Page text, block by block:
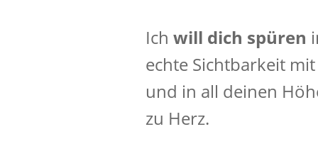
Ich will dich spüren
echte Sichtbarkeit
und in all deinen
zu Herz.